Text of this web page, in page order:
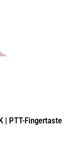
| PTT-Fingertaste